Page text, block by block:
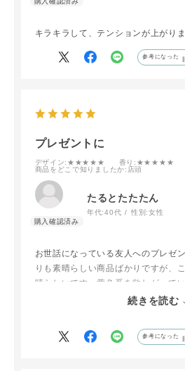
キラキラして、テンションが上がり
参考になった
プレゼントに
デザイン:★★★★★ 香り :★★★★★
商品をどこで知りましたか:店頭
たるとたたたん
年代:40代 性別:女性
お世話になっている友人へのプレゼ
りも素晴らしい商品ばかりですが、
晴らしいです。黄色系を欲しがって
らにしたところ、とても喜んでいた
続きを読む
参考になった